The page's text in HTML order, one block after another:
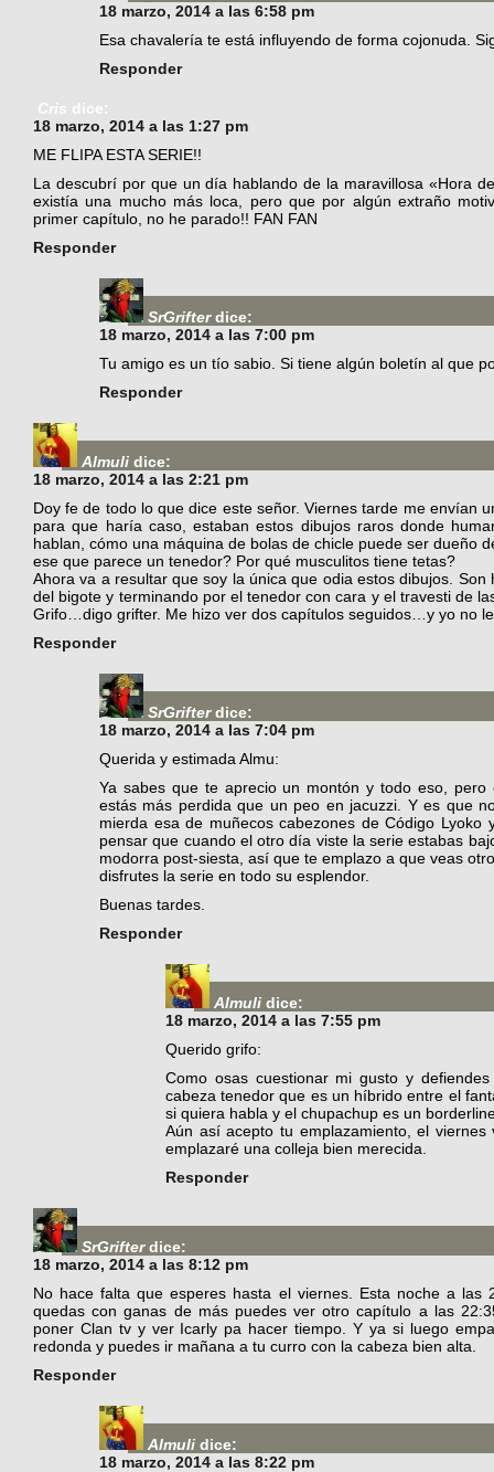
18 marzo, 2014 a las 6:58 pm
Esa chavalería te está influyendo de forma cojonuda.
Responder
Cris dice:
18 marzo, 2014 a las 1:27 pm
ME FLIPA ESTA SERIE!!
La descubrí por que un día hablando de la maravillosa «Hora
existía una mucho más loca, pero que por algún extraño
primer capítulo, no he parado!! FAN FAN
Responder
SrGrifter dice:
18 marzo, 2014 a las 7:00 pm
Tu amigo es un tío sabio. Si tiene algún boletín al que
Responder
Almuli dice:
18 marzo, 2014 a las 2:21 pm
Doy fe de todo lo que dice este señor. Viernes tarde me envían
para que haría caso, estaban estos dibujos raros donde
hablan, cómo una máquina de bolas de chicle puede ser dueño
ese que parece un tenedor? Por qué musculitos tiene tetas?
Ahora va a resultar que soy la única que odia estos dibujos.
del bigote y terminando por el tenedor con cara y el travesti de
Grifo…digo grifter. Me hizo ver dos capítulos seguidos…y yo no
Responder
SrGrifter dice:
18 marzo, 2014 a las 7:04 pm
Querida y estimada Almu:
Ya sabes que te aprecio un montón y todo eso,
estás más perdida que un peo en jacuzzi. Y es que
mierda esa de muñecos cabezones de Código
pensar que cuando el otro día viste la serie estabas
modorra post-siesta, así que te emplazo a que veas
disfrutes la serie en todo su esplendor.
Buenas tardes.
Responder
Almuli dice:
18 marzo, 2014 a las 7:55 pm
Querido grifo:
Como osas cuestionar mi gusto y
cabeza tenedor que es un híbrido entre el
si quiera habla y el chupachup es un
Aún así acepto tu emplazamiento, el
emplazaré una colleja bien merecida.
Responder
SrGrifter dice:
18 marzo, 2014 a las 8:12 pm
No hace falta que esperes hasta el viernes. Esta noche a
quedas con ganas de más puedes ver otro capítulo a las
poner Clan tv y ver Icarly pa hacer tiempo. Y ya si luego
redonda y puedes ir mañana a tu curro con la cabeza bien alta.
Responder
Almuli dice:
18 marzo, 2014 a las 8:22 pm